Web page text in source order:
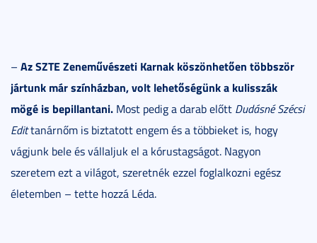
– Az SZTE Zeneművészeti Karnak köszönhetően többször
jártunk már színházban, volt lehetőségünk a kulisszák
mögé is bepillantani. Most pedig a darab előtt Dudásné Szécsi
Edittanárnőm is biztatott engem és a többieket is, hogy
vágjunk bele és vállaljuk el a kórustagságot. Nagyon
szeretem ezt a világot, szeretnék ezzel foglalkozni egész
életemben – tette hozzá Léda.